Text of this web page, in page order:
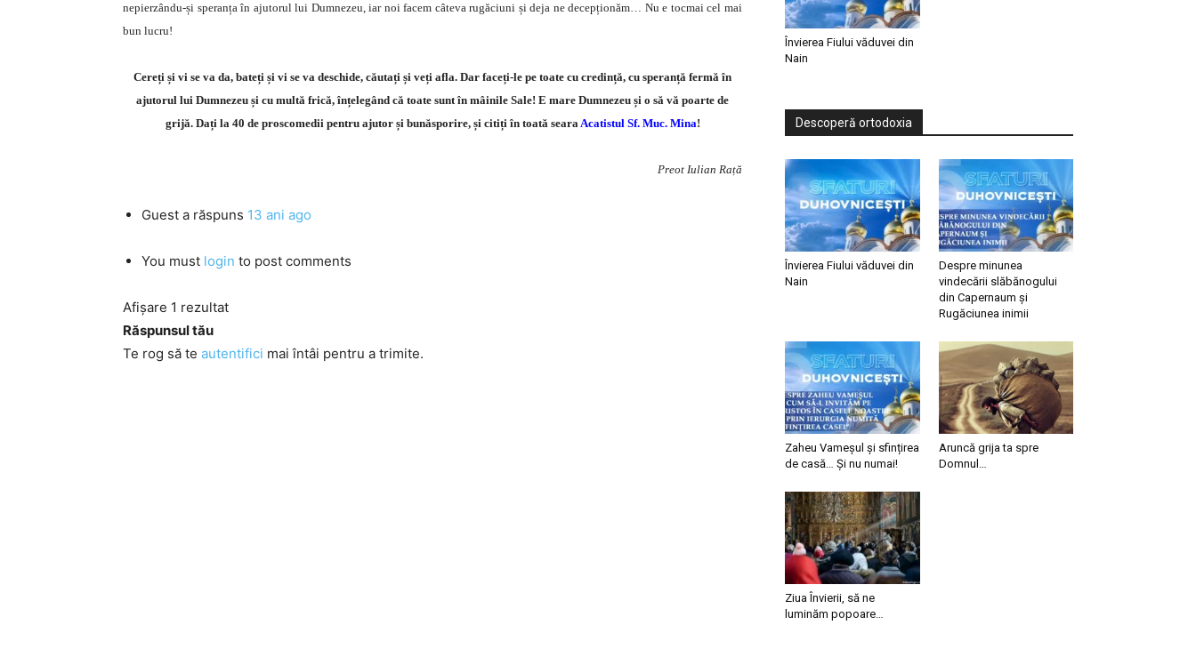
nepierzându-și speranța în ajutorul lui Dumnezeu, iar noi facem câteva rugăciuni și deja ne decepționăm… Nu e tocmai cel mai
bun lucru!
Cereți și vi se va da, bateți și vi se va deschide, căutați și veți afla. Dar faceți-le pe toate cu credință, cu speranță fermă în
ajutorul lui Dumnezeu și cu multă frică, înțelegând că toate sunt în mâinile Sale! E mare Dumnezeu și o să vă poarte de
grijă. Dați la 40 de proscomedii pentru ajutor și bunăsporire, și citiți în toată searaAcatistul Sf. Muc. Mina!
Preot Iulian Rață
Guest a răspuns 13 ani ago
You must login to post comments
Afișare 1 rezultat
Răspunsul tău
Te rog să te autentifici mai întâi pentru a trimite.
Învierea Fiului văduvei din
Nain
Descoperă ortodoxia
Învierea Fiului văduvei din
Nain
Despre minunea
vindecării slăbănogului
din Capernaum și
Rugăciunea inimii
Zaheu Vameșul și sfințirea
de casă… Și nu numai!
Aruncă grija ta spre
Domnul…
Ziua Învierii, să ne
luminăm popoare…